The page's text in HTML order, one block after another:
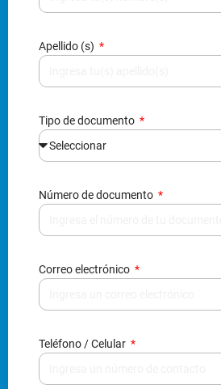
Apellido (s)
Tipo de documento
Número de documento
Correo electrónico
Teléfono / Celular